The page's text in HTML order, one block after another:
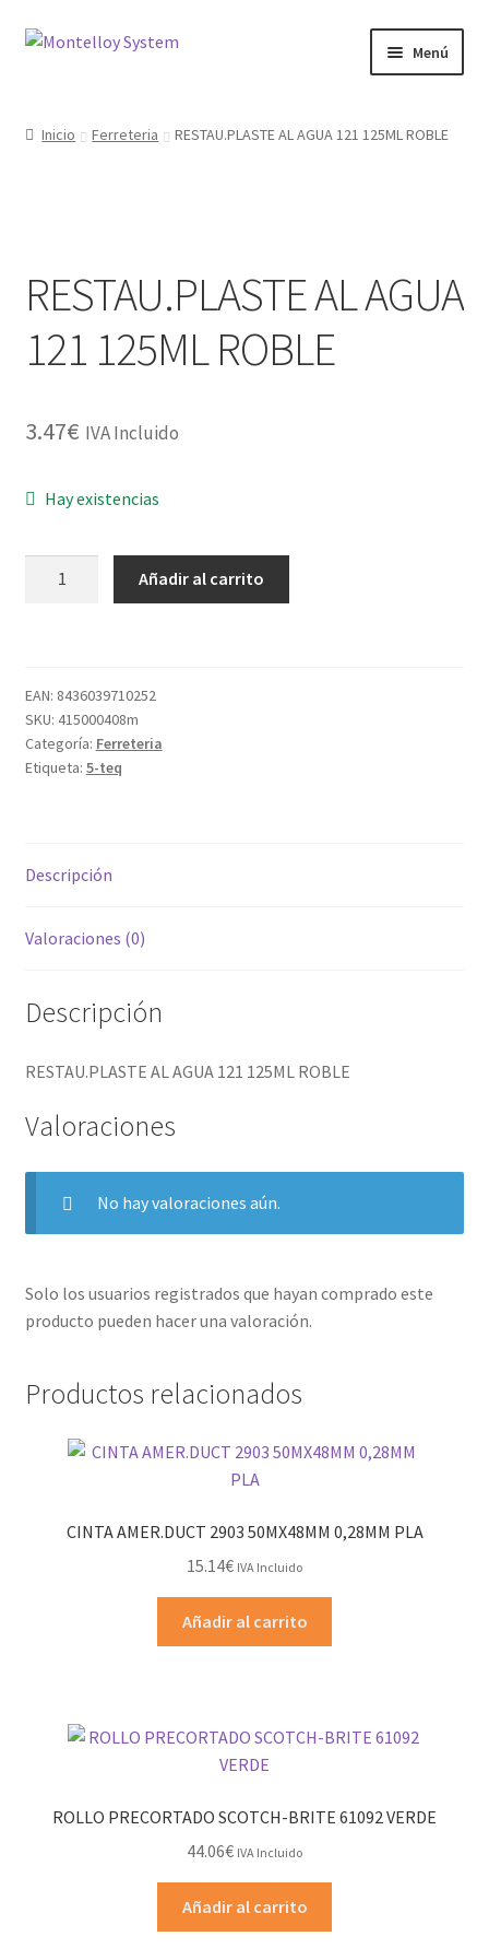
Ir
Ir
Menú
Maquinaria
Protección Laboral
Inicio Ferreteria RESTAU.PLASTE AL AGUA 121 125ML ROBLE
RESTAU.PLASTE AL AGUA
121 125ML ROBLE
3.47€ IVA Incluido
Hay existencias
ROBLE
cantidad
Añadir al carrito
EAN: 8436039710252
SKU: 415000408m
Categoría: Ferreteria
Etiqueta: 5-teq
Descripción
Valoraciones (0)
Descripción
RESTAU.PLASTE AL AGUA 121 125ML ROBLE
Valoraciones
No hay valoraciones aún.
Solo los usuarios registrados que hayan comprado este
producto pueden hacer una valoración.
Productos relacionados
CINTA AMER.DUCT 2903 50MX48MM 0,28MM PLA
15.14€ IVA Incluido
Añadir al carrito
ROLLO PRECORTADO SCOTCH-BRITE 61092 VERDE
44.06€ IVA Incluido
Añadir al carrito